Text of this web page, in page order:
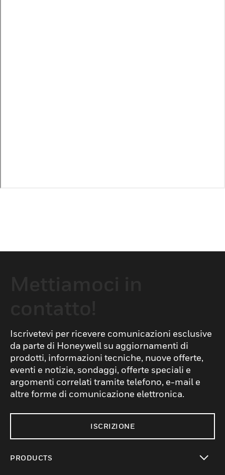
Iscrivetevi per ricevere comunicazioni esclusive
da parte di Honeywell su aggiornamenti di
prodotti, informazioni tecniche, nuove offerte,
eventi e notizie, sondaggi, offerte speciali e
argomenti correlati tramite telefono, e-mail e
altre forme di comunicazione elettronica.
ISCRIZIONE
PRODUCTS